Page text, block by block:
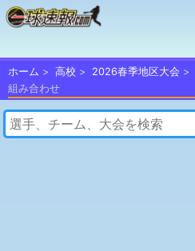
ホーム 高校 2026春季地区大会
組み合わせ